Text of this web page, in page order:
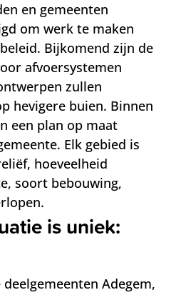
en gemeenten
om werk te maken
Bijkomend zijn de
afvoersystemen
zullen
hevigere buien. Binnen
een plan op maat
Elk gebied is
hoeveelheid
soort bebouwing,
is uniek:
Adegem,